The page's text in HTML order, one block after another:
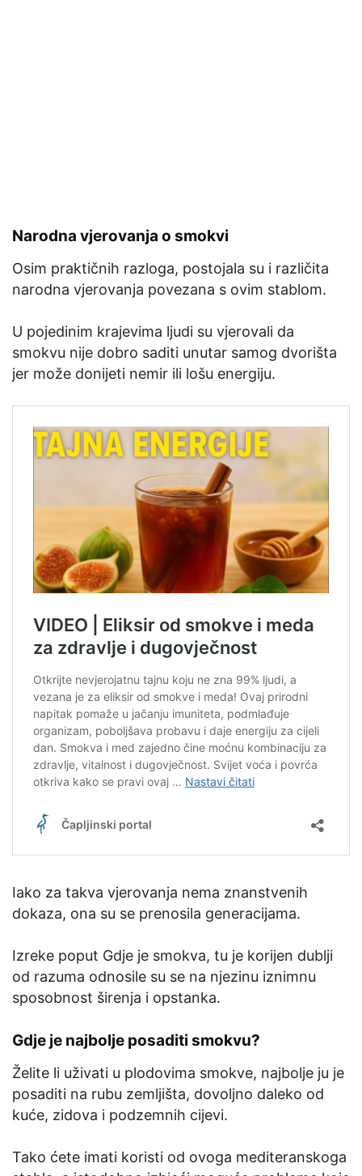
Narodna vjerovanja o smokvi
Osim praktičnih razloga, postojala su i različita
narodna vjerovanja povezana s ovim stablom.
U pojedinim krajevima ljudi su vjerovali da
smokvu nije dobro saditi unutar samog dvorišta
jer može donijeti nemir ili lošu energiju.
Iako za takva vjerovanja nema znanstvenih
dokaza, ona su se prenosila generacijama.
Izreke poput Gdje je smokva, tu je korijen dublji
od razuma odnosile su se na njezinu iznimnu
sposobnost širenja i opstanka.
Gdje je najbolje posaditi smokvu?
Želite li uživati u plodovima smokve, najbolje ju je
posaditi na rubu zemljišta, dovoljno daleko od
kuće, zidova i podzemnih cijevi.
Tako ćete imati koristi od ovoga mediteranskoga